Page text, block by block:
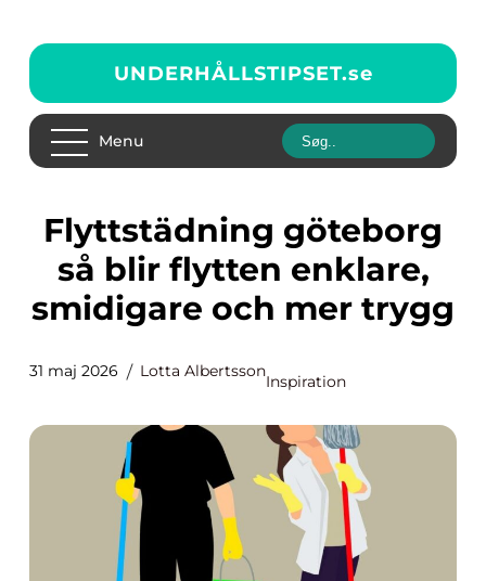
UNDERHÅLLSTIPSET.se
Menu
Flyttstädning göteborg
så blir flytten enklare,
smidigare och mer trygg
31 maj 2026 Lotta Albertsson
Inspiration